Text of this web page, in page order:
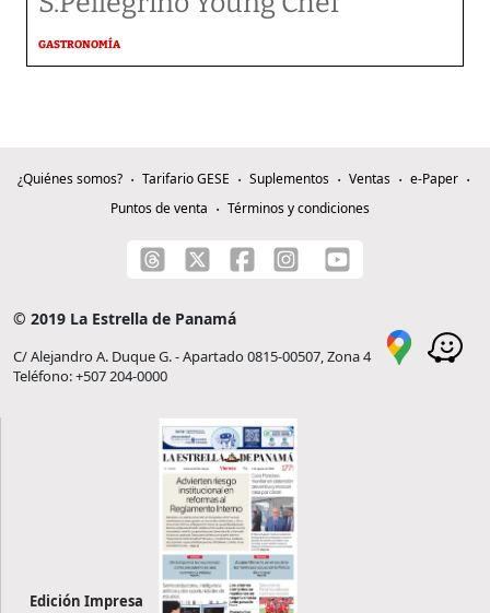
GASTRONOMÍA
¿Quiénes somos? Tarifario GESE Suplementos Ventas
e-Paper
Puntos de venta
Términos y condiciones
© 2019 La Estrella de Panamá
C/ Alejandro A. Duque G. - Apartado 0815-00507, Zona 4
Teléfono: +507 204-0000
Edición Impresa